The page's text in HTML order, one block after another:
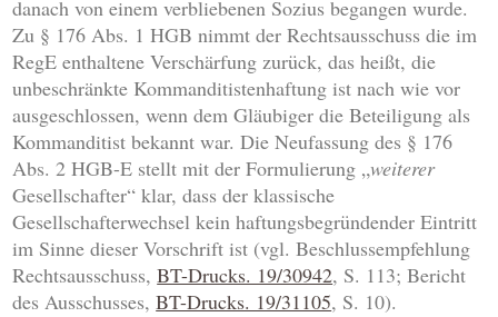
danach von einem verbliebenen Sozius begangen wurde.
Zu § 176 Abs. 1 HGB nimmt der Rechtsausschuss die im
RegE enthaltene Verschärfung zurück, das heißt, die
unbeschränkte Kommanditistenhaftung ist nach wie vor
ausgeschlossen, wenn dem Gläubiger die Beteiligung als
Kommanditist bekannt war. Die Neufassung des § 176
Abs. 2 HGB-E stellt mit der Formulierung „weiterer
Gesellschafter“ klar, dass der klassische
Gesellschafterwechsel kein haftungsbegründender Eintritt
im Sinne dieser Vorschrift ist (vgl. Beschlussempfehlung
Rechtsausschuss,BT-Drucks. 19/30942, S. 113; Bericht
des Ausschusses,BT-Drucks. 19/31105, S. 10).